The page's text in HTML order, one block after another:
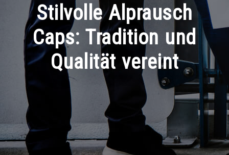
Stilvolle Alprausch
Caps: Tradition und
Qualität vereint